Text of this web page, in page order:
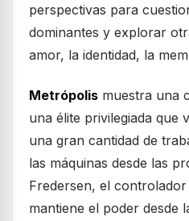
perspectivas para
dominantes y explorar
amor, la identidad, la
Metrópolis muestra una
una élite privilegiada que
una gran cantidad de
las máquinas desde las
Fredersen, el controlador
mantiene el poder desde